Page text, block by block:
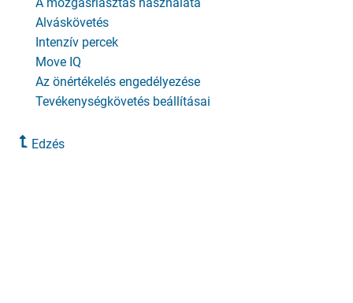
Alváskövetés
Intenzív percek
Move IQ
Az önértékelés engedélyezése
Tevékenységkövetés beállításai
Edzés